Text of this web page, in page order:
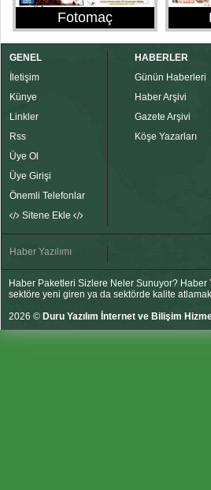
Fotomaç
GENEL
İletişim
Künye
Linkler
Rss
Üye Ol
Üye Girişi
Önemli Telefonlar
Sitene Ekle
HABERLER
Günün Haberleri
Haber Arşivi
Gazete Arşivi
Köşe Yazarları
Haber Yazılımı
Haber Paketleri Sizlere Neler Sunuyor? Haber
sektöre yeni giren ya da sektörde kalite
2026 © Duru Yazılım İnternet ve Bilişim